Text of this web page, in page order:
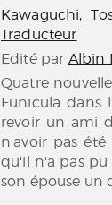
Kawaguchi,
Traducteur
Edité par Albin
Quatre
Funicula dans
revoir un ami
n'avoir pas été
qu'il n'a pas pu
son épouse un